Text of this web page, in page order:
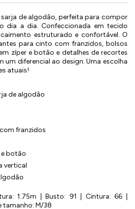
de algodão, perfeita para compor
dia a dia. Confeccionada em tecido
estruturado e confortável. O
para cinto com franzidos, bolsos
zíper e botão e detalhes de recortes
um diferencial ao design. Uma escolha
atuais!
de algodão
franzidos
e botão
vertical
1.75m | Busto: 91 | Cintura: 66 |
tamanho: M/38